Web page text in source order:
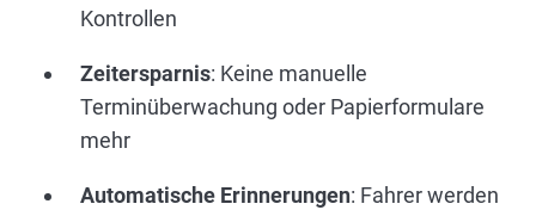
Kontrollen
Zeitersparnis: Keine manuelle
Terminüberwachung oder Papierformulare
mehr
Automatische Erinnerungen: Fahrer werden